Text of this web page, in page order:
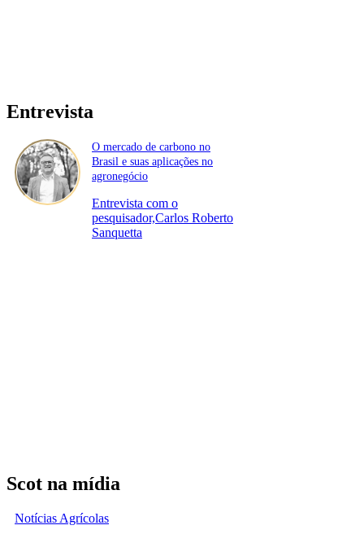
Entrevista
O mercado de carbono no
Brasil e suas aplicações no
agronegócio
Entrevista com o
pesquisador,Carlos Roberto
Sanquetta
Scot na mídia
Notícias Agrícolas